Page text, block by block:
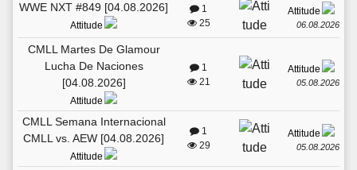
WWE NXT #849 [04.08.2026]
Attitude
1
25
Attitude
06.08.2026
CMLL Martes De Glamour
Lucha De Naciones
[04.08.2026]
Attitude
1
21
Attitude
05.08.2026
CMLL Semana Internacional
CMLL vs. AEW [04.08.2026]
Attitude
1
29
Attitude
05.08.2026